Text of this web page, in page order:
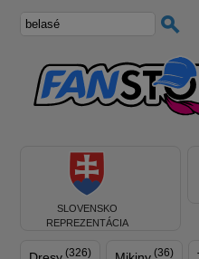
SLOVENSKO
REPREZENTÁCIA
(326) (36)